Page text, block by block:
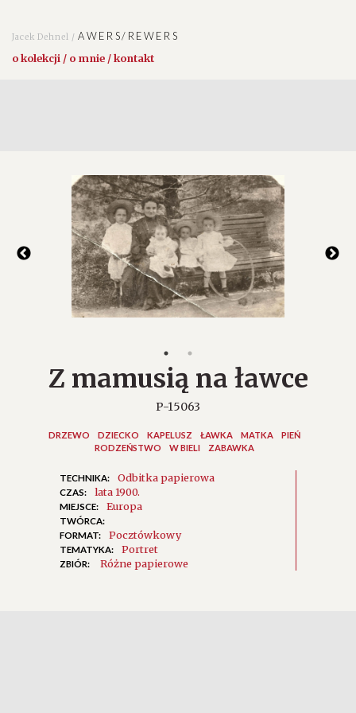
Jacek Dehnel /AWERS/REWERS
o kolekcji / o mnie / kontakt
Z mamusią na ławce
P-15063
DRZEWO DZIECKO KAPELUSZ ŁAWKA MATKA
PIEŃ
RODZEŃSTWO
W BIELI ZABAWKA
TECHNIKA: Odbitka papierowa
CZAS: lata 1900.
MIEJSCE: Europa
TWÓRCA:
FORMAT:
Pocztówkowy
TEMATYKA: Portret
ZBIÓR: Różne papierowe